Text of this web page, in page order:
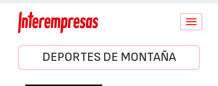
Conmutar
DEPORTES DE MONTAÑA